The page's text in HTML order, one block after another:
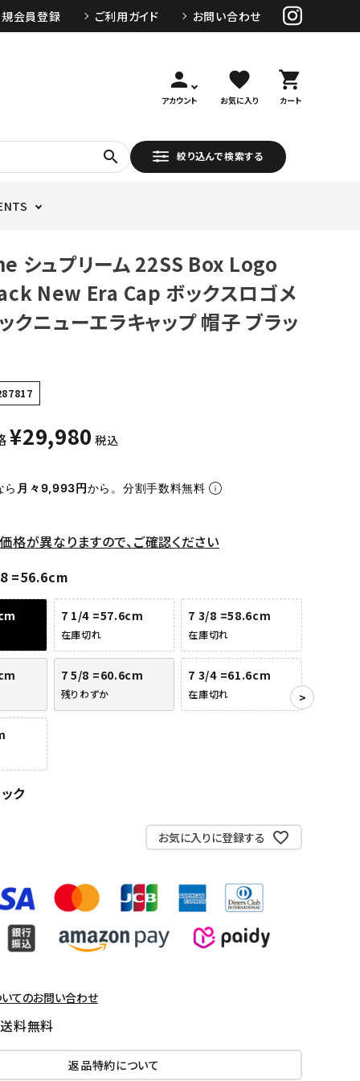
会員登録 ご利用ガイド お問い合わせ
person
アカウント
favorite
お気に入り
shopping_cart
カート
search 絞り込んで検索する
シュプリーム 22SS Box Logo
New Era Cap ボックスロゴメ
クニューエラキャップ 帽子 ブラッ
¥29,980 税込
ら 月々9,993円から。分割手数料無料
格が異なりますので、ご確認ください
=56.6cm
7 1/4 =57.6cm
在庫切れ
7 3/8 =58.6cm
在庫切れ
7 5/8 =60.6cm
残りわずか
7 3/4 =61.6cm
在庫切れ
ク
お気に入りに登録する
てのお問い合わせ
料無料
返品特約について